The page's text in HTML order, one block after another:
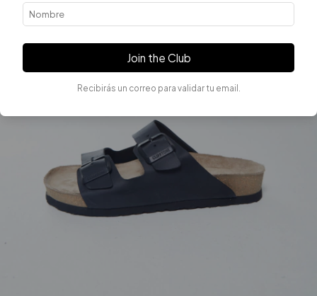
Join the Club
Recibirás un correo para validar tu email.